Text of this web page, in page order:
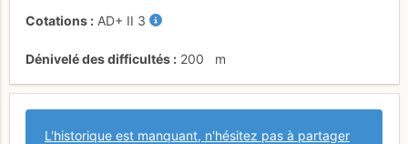
Cotations AD+ II 3
Dénivelé des difficultés 200 m
L'historique est manquant, n'hésitez pas à partager